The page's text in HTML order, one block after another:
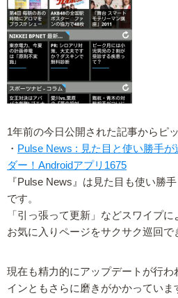
1年前の今日公開された記事からピ
・ Pulse News : 見た目と使い勝手
ダー！Androidアプリ1675
『Pulse News』は見た目も使い勝
です。
「引っ張って更新」などスワイプに
お気に入りページをサクサク巡回で
現在も精力的にアップデートが行
インともさらに磨きがかかっていま